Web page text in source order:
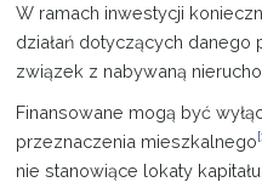
W ramach inwestycji
działań dotyczących danego
związek z nabywaną
Finansowane mogą być
przeznaczenia mieszkalnego
nie stanowiące lokaty kapitału.,